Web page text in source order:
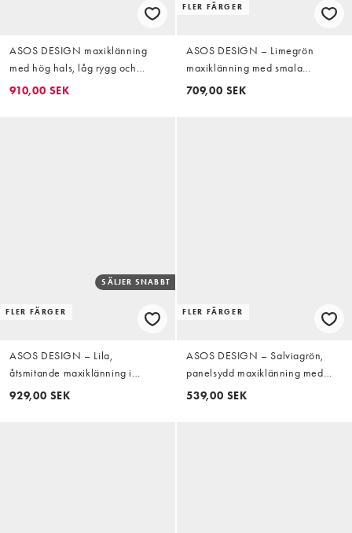
ASOS DESIGN maxiklänning
med hög hals, låg rygg och
volang i lime
910,00 SEK
FLER FÄRGER
ASOS DESIGN – Limegrön
maxiklänning med smala
axelband och volang
709,00 SEK
FLER FÄRGER
SÄLJER SNABBT
ASOS DESIGN – Lila,
åtsmitande maxiklänning i
golvlängd med sänkt midja
929,00 SEK
FLER FÄRGER
ASOS DESIGN – Salviagrön,
panelsydd maxiklänning med
knytning och kantrand
539,00 SEK